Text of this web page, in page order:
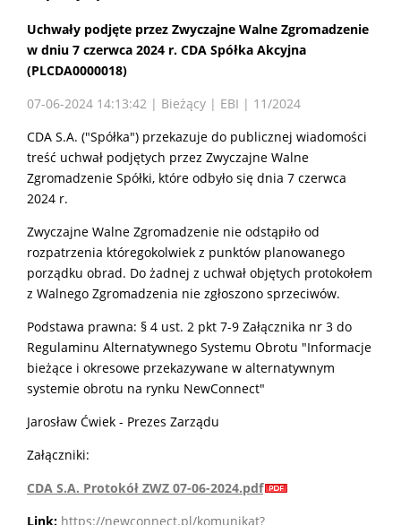
Uchwały podjęte przez Zwyczajne Walne Zgromadzenie
w dniu 7 czerwca 2024 r. CDA Spółka Akcyjna
(PLCDA0000018)
07-06-2024 14:13:42 | Bieżący | EBI | 11/2024
CDA S.A. ("Spółka") przekazuje do publicznej wiadomości
treść uchwał podjętych przez Zwyczajne Walne
Zgromadzenie Spółki, które odbyło się dnia 7 czerwca
2024 r.
Zwyczajne Walne Zgromadzenie nie odstąpiło od
rozpatrzenia któregokolwiek z punktów planowanego
porządku obrad. Do żadnej z uchwał objętych protokołem
z Walnego Zgromadzenia nie zgłoszono sprzeciwów.
Podstawa prawna: § 4 ust. 2 pkt 7-9 Załącznika nr 3 do
Regulaminu Alternatywnego Systemu Obrotu "Informacje
bieżące i okresowe przekazywane w alternatywnym
systemie obrotu na rynku NewConnect"
Jarosław Ćwiek - Prezes Zarządu
Załączniki:
CDA S.A. Protokół ZWZ 07-06-2024.pdf
Link: https://newconnect.pl/komunikat?